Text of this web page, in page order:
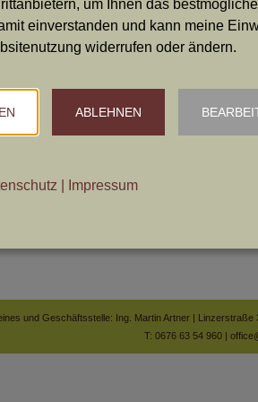
DSC05259 (2)
und Geschäftsstelle: Ing. Martin Artner | Linzerstraße
T: 0676 63 54 960 |
um Ihnen das
einverstanden und kann meine
widerrufen oder ändern.
ABLEHNEN
Impressum